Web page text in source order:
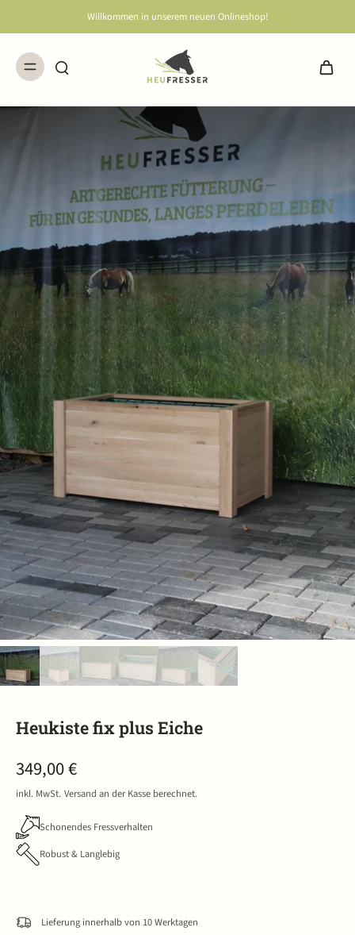
Willkommen in unserem neuen Onlineshop!
Heukiste fix plus Eiche
349,00 €
inkl. MwSt. Versand an der Kasse berechnet.
Schonendes Fressverhalten
Robust & Langlebig
Lieferung innerhalb von 10 Werktagen